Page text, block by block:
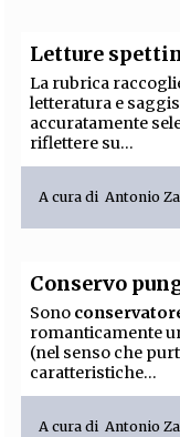
Letture
La rubrica
letteratura e
accuratamente
riflettere su...
A cura diAntonio
Conservo
Sono
romanticamente
(nel senso che
caratteristiche...
A cura diAntonio